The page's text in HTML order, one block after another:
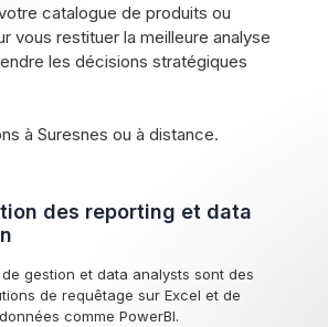
catalogue de produits ou
vous restituer la meilleure analyse
les décisions stratégiques
à Suresnes ou à distance.
des reporting et data
gestion et data analysts sont des
de requêtage sur Excel et de
comme PowerBI.